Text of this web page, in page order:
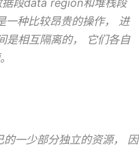
段data region和堆栈段
种比较昂贵的操作， 进
是相互隔离的， 它们各自
一少部分独立的资源， 因